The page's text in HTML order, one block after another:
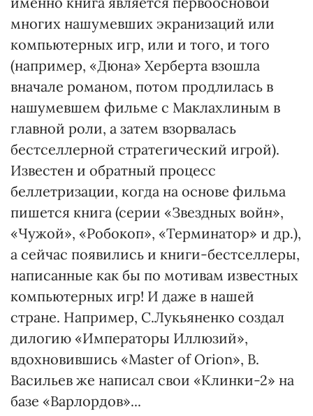
многих нашумевших экранизаций или
компьютерных игр, или и того, и того
(например, «Дюна» Херберта взошла
вначале романом, потом продлилась в
нашумевшем фильме с Маклахлиным в
главной роли, а затем взорвалась
бестселлерной стратегический игрой).
Известен и обратный процесс
беллетризации, когда на основе фильма
пишется книга (серии «Звездных войн»,
«Чужой», «Робокоп», «Терминатор» и др.),
а сейчас появились и книги-бестселлеры,
написанные как бы по мотивам известных
компьютерных игр! И даже в нашей
стране. Например, С.Лукьяненко создал
дилогию «Императоры Иллюзий»,
вдохновившись «Master of Orion», В.
Васильев же написал свои «Клинки-2» на
базе «Варлордов»...